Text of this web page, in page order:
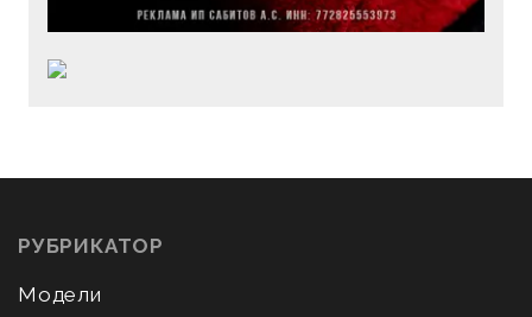
РУБРИКАТОР
Модели